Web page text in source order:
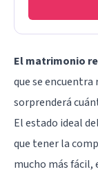
El matrimonio
que se
sorprenderá
El estado ideal
que tener la
mucho más fácil,